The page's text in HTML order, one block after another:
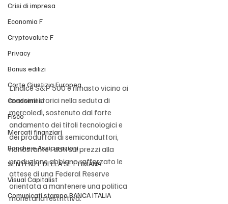
Crisi di impresa
Economia F
Cryptovalute F
Privacy
Bonus edilizi
Corte Giustizia Europea
Condominio
Fisco
Mercati finanziari
Banche e Assicurazioni
SENTENZE DELLA SETTIMANA
Visual Capitalist
Comunicati stampa BANCA ITALIA
L’indice S&P 500 è rimasto vicino ai
massimi storici nella seduta di
mercoledì, sostenuto dal forte
andamento dei titoli tecnologici e
dei produttori di semiconduttori,
nonostante i dati sui prezzi alla
produzione abbiano rafforzato le
attese di una Federal Reserve
orientata a mantenere una politica
monetaria restrittiva.